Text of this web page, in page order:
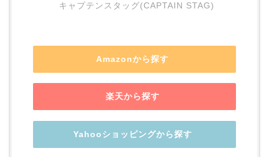
キャプテンスタッグ(CAPTAIN STAG)
Amazonから探す
楽天から探す
Yahooショッピングから探す